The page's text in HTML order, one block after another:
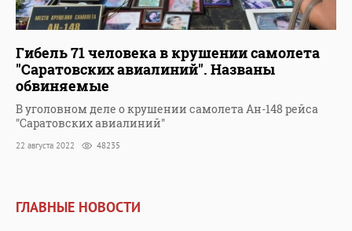
Гибель 71 человека в крушении самолета
"Саратовских авиалиний". Названы
обвиняемые
В уголовном деле о крушении самолета Ан-148 рейса
"Саратовских авиалиний"
22 августа 2022 48235
ГЛАВНЫЕ НОВОСТИ